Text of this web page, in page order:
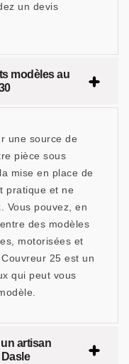
un devis
modèles au
une source de
pièce sous
mise en place de
pratique et ne
Vous pouvez, en
des modèles
motorisées et
25 est un
qui peut vous
artisan